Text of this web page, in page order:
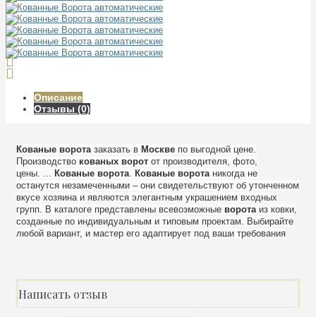
Описание
Отзывы (0)
Кованые ворота заказать в Москве по выгодной цене.
Производство кованых ворот от производителя, фото,
цены. ...
Кованые ворота Кованые ворота никогда не
останутся незамеченными – они свидетельствуют об утонченном
вкусе хозяина и являются элегантным украшением входных
групп. В каталоге представлены всевозможные ворота из ковки,
созданные по индивидуальным и типовым проектам. Выбирайте
любой вариант, и мастер его адаптирует под ваши требования
Написать отзыв